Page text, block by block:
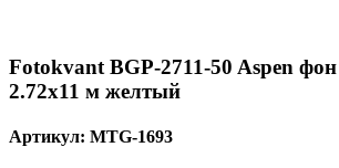
Fotokvant BGP-2711-50 Aspen
2.72х11 м желтый
Артикул: MTG-1693